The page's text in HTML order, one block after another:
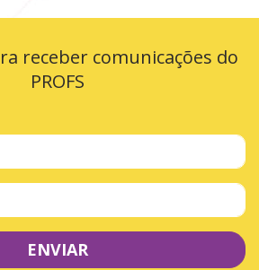
receber comunicações do
PROFS